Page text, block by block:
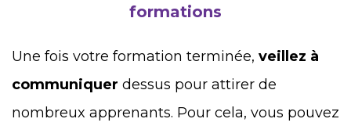
formations
Une fois votre formation terminée, veillez à
communiquer dessus pour attirer de
nombreux apprenants. Pour cela, vous pouvez